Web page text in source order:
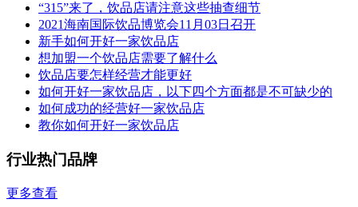
“315”来了，饮品店请注意这些抽查细节
2021海南国际饮品博览会11月03日召开
新手如何开好一家饮品店
想加盟一个饮品店需要了解什么
饮品店要怎样经营才能更好
如何开好一家饮品店，以下四个方面都是不可缺少的
如何成功的经营好一家饮品店
教你如何开好一家饮品店
行业热门品牌
更多查看